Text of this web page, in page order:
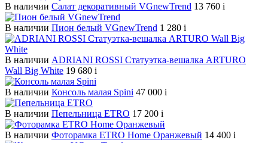
В наличии Салат декоративный VGnewTrend 13 760 i
В наличии Пион белый VGnewTrend 1 280 i
В наличии ADRIANI ROSSI Статуэтка-вешалка ARTURO
Wall Big White 19 680 i
В наличии Консоль малая Spini 47 000 i
В наличии Пепельница ETRO 17 200 i
В наличии Фоторамка ETRO Home Оранжевый 14 400 i